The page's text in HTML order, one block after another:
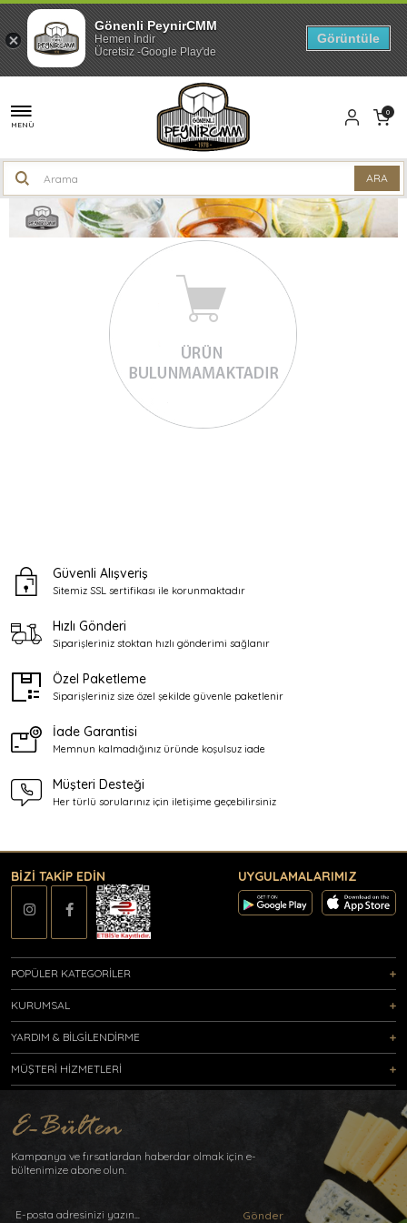
MENÜ
0
Güvenli Alışveriş
Sitemiz SSL sertifikası ile korunmaktadır
Hızlı Gönderi
Siparişleriniz stoktan hızlı gönderimi sağlanır
Özel Paketleme
Siparişleriniz size özel şekilde güvenle paketlenir
İade Garantisi
Memnun kalmadığınız üründe koşulsuz iade
Müşteri Desteği
Her türlü sorularınız için iletişime geçebilirsiniz
BİZİ TAKİP EDİN UYGULAMALARIMIZ
POPÜLER KATEGORİLER
KURUMSAL
YARDIM & BİLGİLENDİRME
MÜŞTERİ HİZMETLERİ
Kampanya ve fırsatlardan haberdar olmak için e-
bültenimize abone olun.
Gönder
Gönenli PeynirCMM
Hemen İndir
Ücretsiz -Google Play'de
Görüntüle